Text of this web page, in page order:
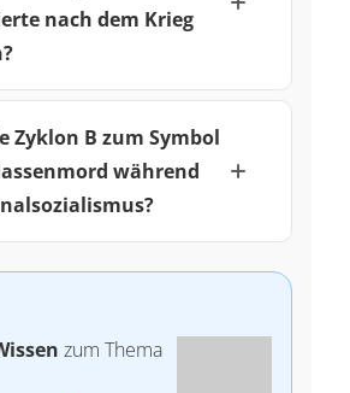
nach dem Krieg
Zyklon B zum Symbol
während
zum Thema